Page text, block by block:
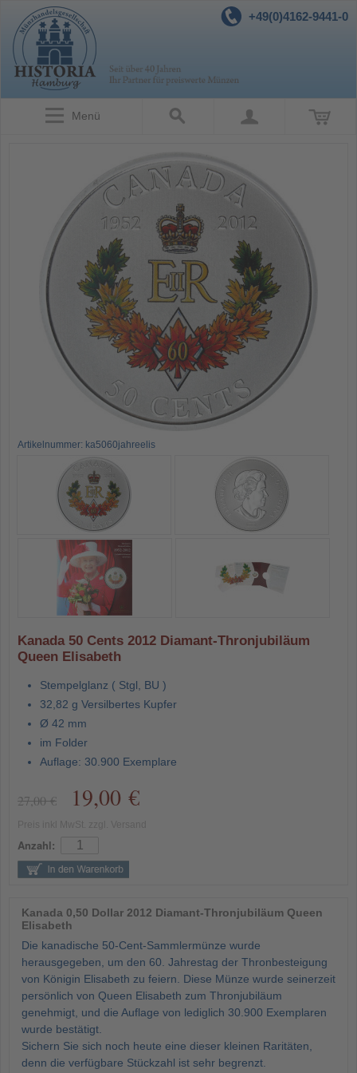
+49(0)4162-9441-0
Menü
Artikelnummer: ka5060jahreelis
Kanada 50 Cents 2012 Diamant-Thronjubiläum
Queen Elisabeth
Stempelglanz ( Stgl, BU )
32,82 g Versilbertes Kupfer
Ø 42 mm
im Folder
Auflage: 30.900 Exemplare
27,00 € 19,00 €
Anzahl:
Kanada 0,50 Dollar 2012 Diamant-Thronjubiläum Queen
Elisabeth
Die kanadische 50-Cent-Sammlermünze wurde
herausgegeben, um den 60. Jahrestag der Thronbesteigung
von Königin Elisabeth zu feiern. Diese Münze wurde seinerzeit
persönlich von Queen Elisabeth zum Thronjubiläum
genehmigt, und die Auflage von lediglich 30.900 Exemplaren
wurde bestätigt.
Sichern Sie sich noch heute eine dieser kleinen Raritäten,
denn die verfügbare Stückzahl ist sehr begrenzt.